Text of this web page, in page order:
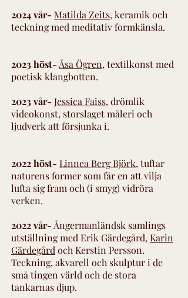
2024 vår- Matilda Zeits, keramik och
teckning med meditativ formkänsla.
2023 höst- Åsa Ögren, textilkonst med
poetisk klangbotten.
2023 vår- Jessica Faiss, drömlik
videokonst, storslaget måleri och
ljudverk att försjunka i.
2022 höst- Linnea Berg Björk, tuftar
naturens former som får en att vilja
lufta sig fram och (i smyg) vidröra
verken.
2022 vår- Ångermanländsk samlings
utställning med Erik Gärdegård, Karin
Gärdegård och Kerstin Persson.
Teckning, akvarell och skulptur i de
små tingen värld och de stora
tankarnas djup.